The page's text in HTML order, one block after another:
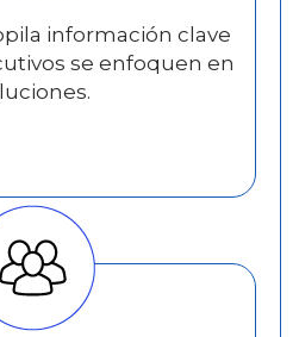
información clave
se enfoquen en